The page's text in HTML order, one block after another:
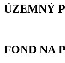
ÚZEMNÝ
FOND NA